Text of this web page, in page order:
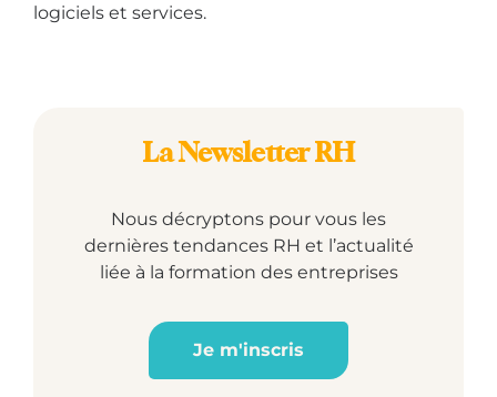
logiciels et services.
La Newsletter RH
Nous décryptons pour vous les
dernières tendances RH et l’actualité
liée à la formation des entreprises
Je m'inscris